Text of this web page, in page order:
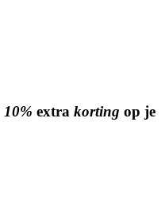
10% extra korting op je